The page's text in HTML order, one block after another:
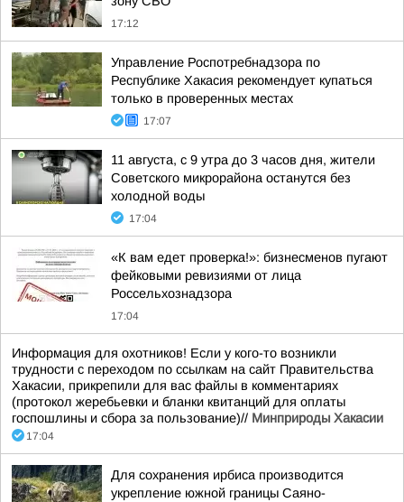
17:12
Управление Роспотребнадзора по
Республике Хакасия рекомендует купаться
только в проверенных местах
17:07
11 августа, с 9 утра до 3 часов дня, жители
Советского микрорайона останутся без
холодной воды
17:04
«К вам едет проверка!»: бизнесменов пугают
фейковыми ревизиями от лица
Россельхознадзора
17:04
Информация для охотников! Если у кого-то возникли
трудности с переходом по ссылкам на сайт Правительства
Хакасии, прикрепили для вас файлы в комментариях
(протокол жеребьевки и бланки квитанций для оплаты
госпошлины и сбора за пользование)// Минприроды Хакасии
17:04
Для сохранения ирбиса производится
укрепление южной границы Саяно-